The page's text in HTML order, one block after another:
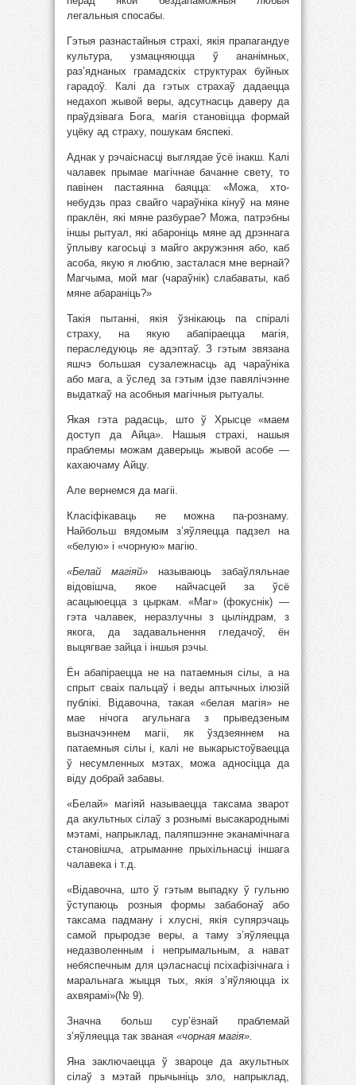
легальныя спосабы.
Гэтыя разнастайныя страхі, якія прапагандуе
культура, узмацняюцца ў ананімных,
раз’яднаных грамадскіх структурах буйных
гарадоў. Калі да гэтых страхаў дадаецца
недахоп жывой веры, адсутнасць даверу да
праўдзівага Бога, магія становіцца формай
уцёку ад страху, пошукам бяспекі.
Аднак у рэчаіснасці выглядае ўсё інакш. Калі
чалавек прымае магічнае бачанне свету, то
павінен пастаянна баяцца: «Можа, хто-
небудзь праз свайго чараўніка кінуў на мяне
праклён, які мяне разбурае? Можа, патрэбны
іншы рытуал, які абароніць мяне ад дрэннага
ўплыву кагосьці з майго акружэння або, каб
асоба, якую я люблю, засталася мне вернай?
Магчыма, мой маг (чараўнік) слабаваты, каб
мяне абараніць?»
Такія пытанні, якія ўзнікаюць па спіралі
страху, на якую абапіраецца магія,
пераследуюць яе адэптаў. З гэтым звязана
яшчэ большая сузалежнасць ад чараўніка
або мага, а ўслед за гэтым ідзе павялічэнне
выдаткаў на асобныя магічныя рытуалы.
Якая гэта радасць, што ў Хрысце «маем
доступ да Айца». Нашыя страхі, нашыя
праблемы можам даверыць жывой асобе —
кахаючаму Айцу.
Але вернемся да магіі.
Класіфікаваць яе можна па-рознаму.
Найбольш вядомым з’яўляецца падзел на
«белую» і «чорную» магію.
«Белай магіяй» называюць забаўляльнае
відовішча, якое найчасцей за ўсё
асацыюецца з цыркам. «Маг» (фокуснік) —
гэта чалавек, неразлучны з цыліндрам, з
якога, да задавальнення гледачоў, ён
выцягвае зайца і іншыя рэчы.
Ён абапіраецца не на патаемныя сілы, а на
спрыт сваіх пальцаў і веды аптычных ілюзій
публікі. Відавочна, такая «белая магія» не
мае нічога агульнага з прыведзеным
вызначэннем магіі, як ўздзеяннем на
патаемныя сілы і, калі не выкарыстоўваецца
ў несумленных мэтах, можа адносіцца да
віду добрай забавы.
«Белай» магіяй называецца таксама зварот
да акультных сілаў з рознымі высакароднымі
мэтамі, напрыклад, паляпшэнне эканамічнага
становішча, атрыманне прыхільнасці іншага
чалавека і т.д.
«Відавочна, што ў гэтым выпадку ў гульню
ўступаюць розныя формы забабонаў або
таксама падману і хлусні, якія супярэчаць
самой прыродзе веры, а таму з’яўляецца
недазволенным і непрымальным, а нават
небяспечным для цэласнасці псіхафізічнага і
маральнага жыцця тых, якія з’яўляюцца іх
ахвярамі»(№ 9).
Значна больш сур’ёзнай праблемай
з’яўляецца так званая «чорная магія».
Яна заключаецца ў звароце да акультных
сілаў з мэтай прычыніць зло, напрыклад,